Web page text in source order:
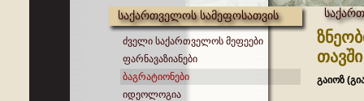
საქართველოს სამეფოსათვის
ძველი საქართველოს მეფეები
ფარნავაზიანები
ბაგრატიონები
იდეოლოგია
თავში
გაიოზ